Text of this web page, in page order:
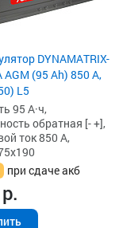
DYNAMATRIX-
AGM (95 Ah) 850 А,
L5
95 А·ч,
обратная [- +],
ток 850 А,
при сдаче акб
р.